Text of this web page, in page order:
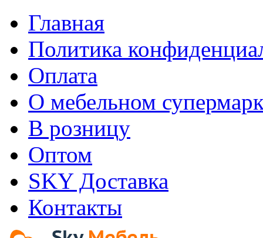
Главная
Политика
Оплата
О мебельном
В розницу
Оптом
SKY Доставка
Контакты